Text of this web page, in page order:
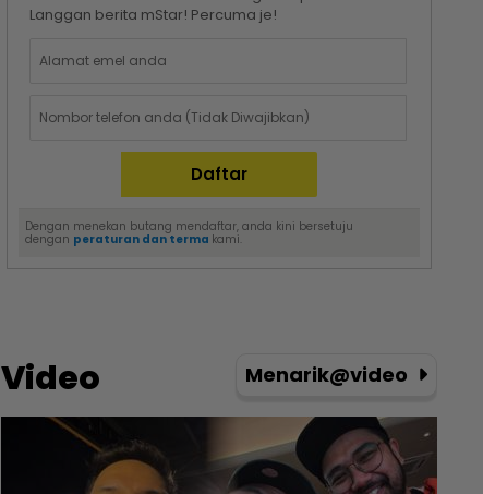
Langgan berita mStar! Percuma je!
Dengan menekan butang mendaftar, anda kini bersetuju
dengan peraturan dan terma kami.
Video Menarik@video